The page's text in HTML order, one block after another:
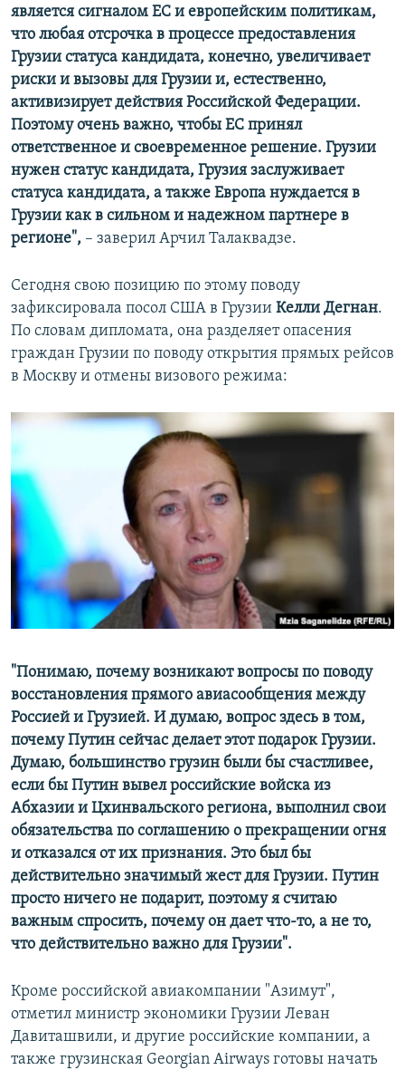
является сигналом ЕС и европейским политикам,
что любая отсрочка в процессе предоставления
Грузии статуса кандидата, конечно, увеличивает
риски и вызовы для Грузии и, естественно,
активизирует действия Российской Федерации.
Поэтому очень важно, чтобы ЕС принял
ответственное и своевременное решение. Грузии
нужен статус кандидата, Грузия заслуживает
статуса кандидата, а также Европа нуждается в
Грузии как в сильном и надежном партнере в
регионе", – заверил Арчил Талаквадзе.
Сегодня свою позицию по этому поводу
зафиксировала посол США в Грузии Келли Дегнан.
По словам дипломата, она разделяет опасения
граждан Грузии по поводу открытия прямых рейсов
в Москву и отмены визового режима:
"Понимаю, почему возникают вопросы по поводу
восстановления прямого авиасообщения между
Россией и Грузией. И думаю, вопрос здесь в том,
почему Путин сейчас делает этот подарок Грузии.
Думаю, большинство грузин были бы счастливее,
если бы Путин вывел российские войска из
Абхазии и Цхинвальского региона, выполнил свои
обязательства по соглашению о прекращении огня
и отказался от их признания. Это был бы
действительно значимый жест для Грузии. Путин
просто ничего не подарит, поэтому я считаю
важным спросить, почему он дает что-то, а не то,
что действительно важно для Грузии".
Кроме российской авиакомпании "Азимут",
отметил министр экономики Грузии Леван
Давиташвили, и другие российские компании, а
также грузинская Georgian Airways готовы начать